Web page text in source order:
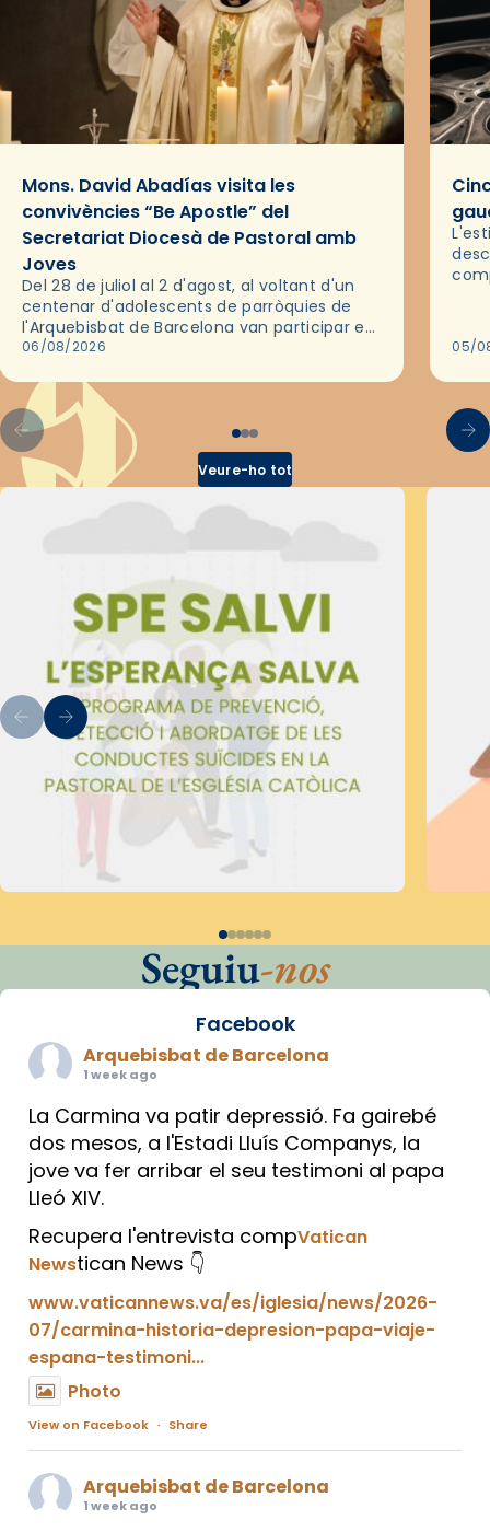
Mons. David Abadías visita les
convivències “Be Apostle” del
Secretariat Diocesà de Pastoral amb
Joves
Del 28 de juliol al 2 d'agost, al voltant d'un
centenar d'adolescents de parròquies de
l'Arquebisbat de Barcelona van participar en
les convivències Be Apostle, organitzades
06/08/2026 05/
Veure-ho tot
Seguiu-nos
Facebook
Arquebisbat de Barcelona
1 week ago
La Carmina va patir depressió. Fa gairebé
dos mesos, a l'Estadi Lluís Companys, la
jove va fer arribar el seu testimoni al papa
Lleó XIV.
Recupera l'entrevista compVatican
Newstican News 👇
www.vaticannews.va/es/iglesia/news/2026-
07/carmina-historia-depresion-papa-viaje-
espana-testimoni...
Photo
View on Facebook · Share
Arquebisbat de Barcelona
1 week ago